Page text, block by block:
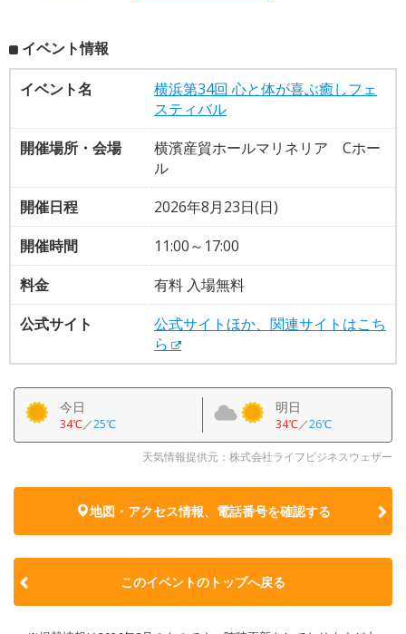
イベント情報
イベント名
横浜第34回 心と体が喜ぶ癒しフェ
スティバル
開催場所・会場
横濱産貿ホールマリネリア Cホー
ル
開催日程
2026年8月23日(日)
開催時間
11:00～17:00
料金
有料 入場無料
公式サイト
公式サイトほか、関連サイトはこち
ら
今日
34℃／25℃
明日
34℃／26℃
天気情報提供元：株式会社ライフビジネスウェザー
地図・アクセス情報、電話番号を確認する
このイベントのトップへ戻る